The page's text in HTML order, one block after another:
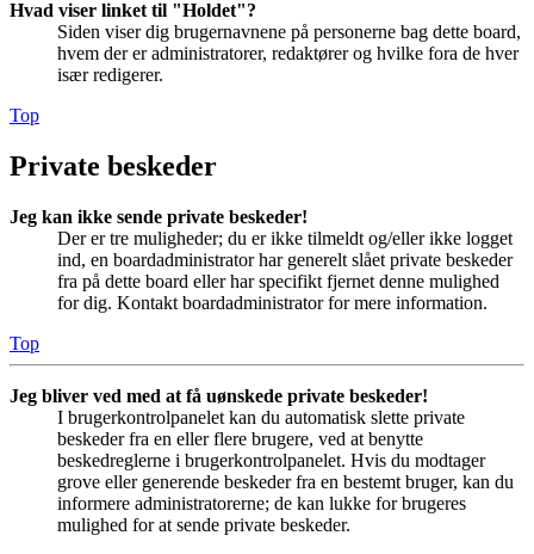
Hvad viser linket til "Holdet"?
Siden viser dig brugernavnene på personerne bag dette board,
hvem der er administratorer, redaktører og hvilke fora de hver
især redigerer.
Top
Private beskeder
Jeg kan ikke sende private beskeder!
Der er tre muligheder; du er ikke tilmeldt og/eller ikke logget
ind, en boardadministrator har generelt slået private beskeder
fra på dette board eller har specifikt fjernet denne mulighed
for dig. Kontakt boardadministrator for mere information.
Top
Jeg bliver ved med at få uønskede private beskeder!
I brugerkontrolpanelet kan du automatisk slette private
beskeder fra en eller flere brugere, ved at benytte
beskedreglerne i brugerkontrolpanelet. Hvis du modtager
grove eller generende beskeder fra en bestemt bruger, kan du
informere administratorerne; de kan lukke for brugeres
mulighed for at sende private beskeder.